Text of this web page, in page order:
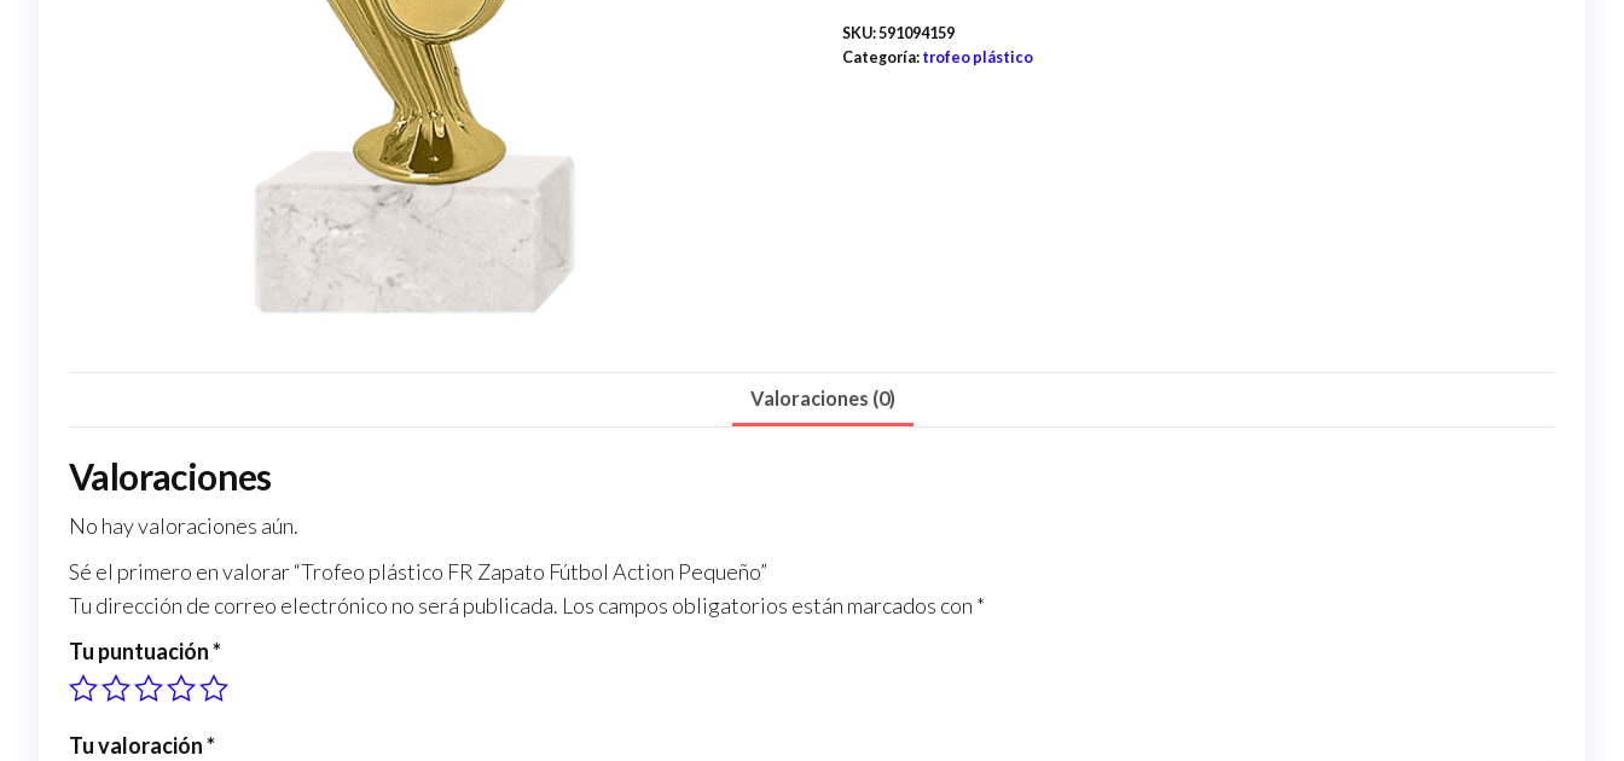
SKU:591094159
Categoría: trofeo plástico
Valoraciones (0)
Valoraciones
No hay valoraciones aún.
Sé el primero en valorar “Trofeo plástico FR Zapato Fútbol Action Pequeño”
Tu dirección de correo electrónico no será publicada. Los campos obligatorios están marcados con *
Tu puntuación*
Tu valoración*